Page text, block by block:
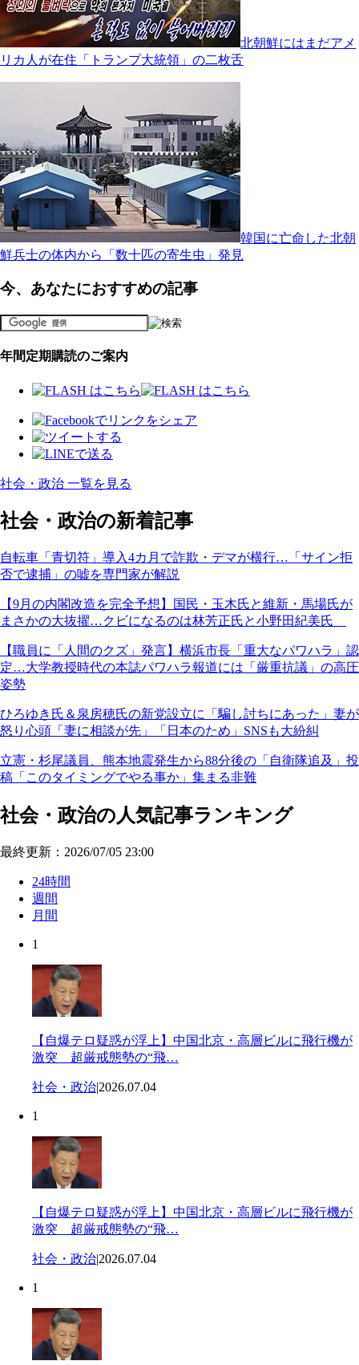
北朝鮮にはまだアメ
リカ人が在住「トランプ大統領」の二枚舌
韓国に亡命した北朝
鮮兵士の体内から「数十匹の寄生虫」発見
今、あなたにおすすめの記事
年間定期購読のご案内
社会・政治 一覧を見る
社会・政治の新着記事
自転車「青切符」導入4カ月で詐欺・デマが横行…「サイン拒
否で逮捕」の嘘を専門家が解説
【9月の内閣改造を完全予想】国民・玉木氏と維新・馬場氏が
まさかの大抜擢…クビになるのは林芳正氏と小野田紀美氏
【職員に「人間のクズ」発言】横浜市長「重大なパワハラ」認
定…大学教授時代の本誌パワハラ報道には「厳重抗議」の高圧
姿勢
ひろゆき氏＆泉房穂氏の新党設立に「騙し討ちにあった」妻が
怒り心頭「妻に相談が先」「日本のため」SNSも大紛糾
立憲・杉尾議員、熊本地震発生から88分後の「自衛隊追及」投
稿「このタイミングでやる事か」集まる非難
社会・政治の人気記事ランキング
最終更新：2026/07/05 23:00
24時間
週間
月間
1
【自爆テロ疑惑が浮上】中国北京・高層ビルに飛行機が
激突 超厳戒態勢の“飛…
社会・政治|2026.07.04
1
【自爆テロ疑惑が浮上】中国北京・高層ビルに飛行機が
激突 超厳戒態勢の“飛…
社会・政治|2026.07.04
1